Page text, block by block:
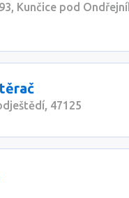
Kunčice pod
47125